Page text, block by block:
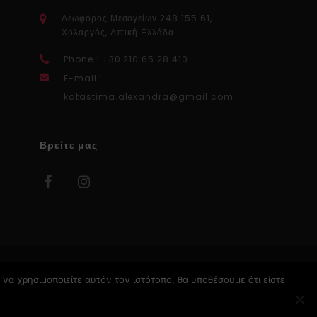
Λεωφόρος Μεσογείων 248 155 61,
Χολαργός, Αττική Ελλάδα
Phone : +30 210 65 28 410
E-mail :
katastima.alexandra@gmail.com
Βρείτε μας
χρησιμοποιείτε αυτόν τον ιστότοπο, θα υποθέσουμε ότι είστε